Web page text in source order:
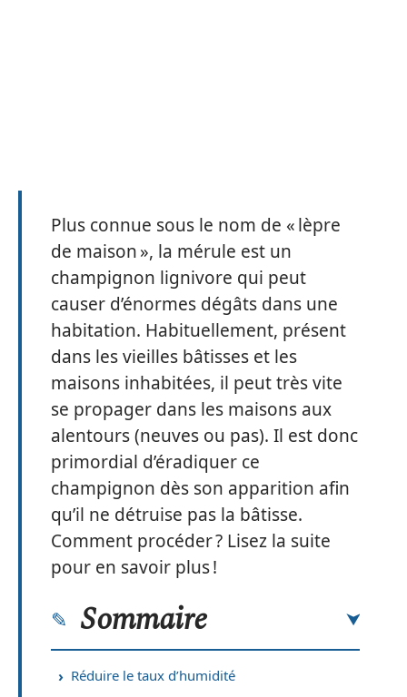
Plus connue sous le nom de « lèpre
de maison », la mérule est un
champignon lignivore qui peut
causer d’énormes dégâts dans une
habitation. Habituellement, présent
dans les vieilles bâtisses et les
maisons inhabitées, il peut très vite
se propager dans les maisons aux
alentours (neuves ou pas). Il est donc
primordial d’éradiquer ce
champignon dès son apparition afin
qu’il ne détruise pas la bâtisse.
Comment procéder ? Lisez la suite
pour en savoir plus !
Sommaire
Réduire le taux d’humidité